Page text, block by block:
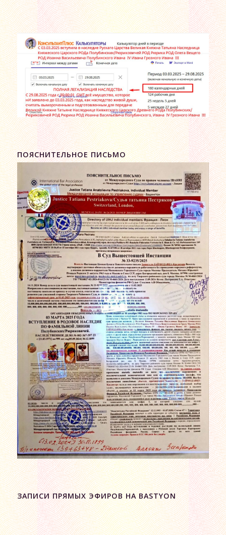
ПОЯСНИТЕЛЬНОЕ ПИСЬМО
ЗАПИСИ ПРЯМЫХ ЭФИРОВ НА BASTYON